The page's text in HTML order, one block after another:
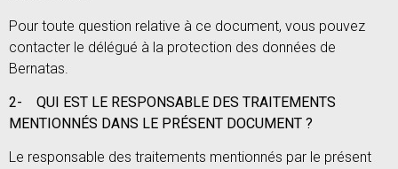
Pour toute question relative à ce document, vous pouvez
contacter le délégué à la protection des données de
Bernatas.
2-
QUI EST LE RESPONSABLE DES TRAITEMENTS
MENTIONNÉS DANS LE PRÉSENT DOCUMENT ?
Le responsable des traitements mentionnés par le présent